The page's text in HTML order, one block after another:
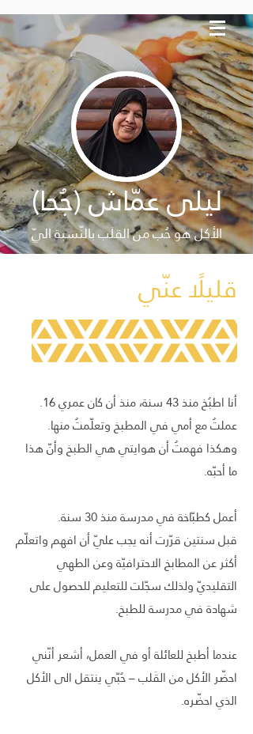
ليلى عمّاش (جُحا)
الأكل هو حُب من القلَب بالنّسبة اليّ
قليلًا عنّي
أنا اطبُخ منذ 43 سنة، منذ أن كان عمري 16.
عملتُ مع أمي في المطبخ وتعلّمتُ منها.
وهكذا فهمتُ أن هوايتي هي الطبخ وأنّ هذا
ما أحبّه.
أعمل كطبّاخة في مدرسة منذ 30 سنة.
قبل سنتين قرّرت أنه يجب عليّ أن افهم واتعلّم
أكثر عن المطابخ الاحترافيّة وعن الطهي
التقليديّ ولذلك سجّلت للتعليم للحصول على
شهادة في مدرسة للطبخ.
عندما أطبخ للعائلة أو في العمل، أشعر أنّني
احضّر الأكل من القَلب – حُبّي ينتقل الى الأكل
الذي احضّره.